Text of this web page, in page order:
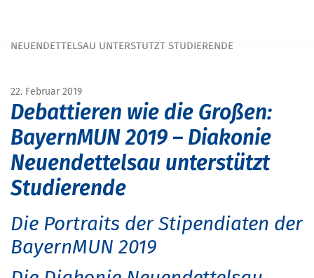
EUENDETTELSAU UNTERSTÜTZT STUDIERENDE
22. Februar 2019
Debattieren wie die Großen:
BayernMUN 2019 – Diakonie
Neuendettelsau unterstützt
Studierende
Die Portraits der Stipendiaten der
BayernMUN 2019